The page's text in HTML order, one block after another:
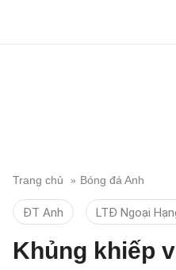
Trang chủ Bóng đá Anh
ĐT Anh LTĐ Ngoại
Khủng khiếp